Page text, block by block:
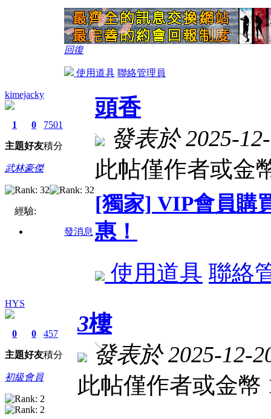
回復
使用道具 聯絡管理員
kimejacky
1
主題
0
好友
7501
積分
武林豪傑
經驗:
發消息
頭香
發表於 2025-
此帖僅作者或金
[獨家] VIP會員購
惠！
使用道具 聯絡
HYS
0
主題
0
好友
457
積分
初級會員
3樓
發表於 2025-12-
此帖僅作者或金幣